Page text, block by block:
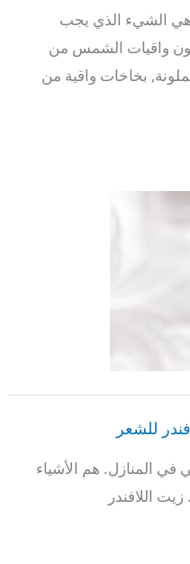
الشيء الذي يجب
واقيات الشمس من
بخاخات واقية من
المنازل. هم الأشياء
اللافندر